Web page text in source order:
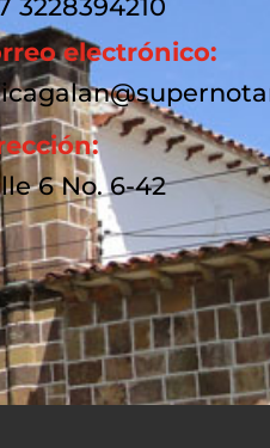
3228394210
electrónico:
6 No. 6-42